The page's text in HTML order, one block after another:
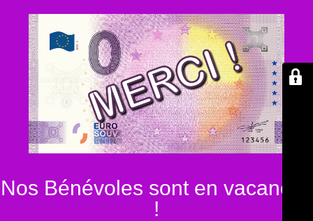
Nos Bénévoles sont en vacances
!